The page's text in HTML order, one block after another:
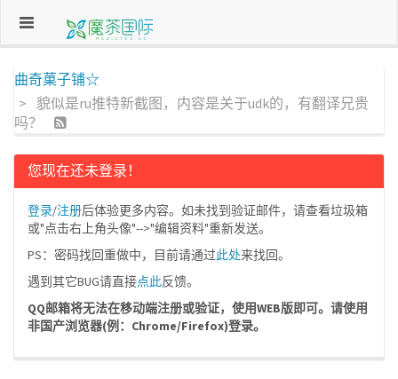
曲奇菓子铺☆
貌似是ru推特新截图，内容是关于udk的，有翻译兄贵
吗？
您现在还未登录！
登录/注册后体验更多内容。如未找到验证邮件，请查看垃圾箱
或"点击右上角头像"-->"编辑资料"重新发送。
PS：密码找回重做中，目前请通过此处来找回。
遇到其它BUG请直接点此反馈。
QQ邮箱将无法在移动端注册或验证，使用WEB版即可。请使用
非国产浏览器(例：Chrome/Firefox)登录。